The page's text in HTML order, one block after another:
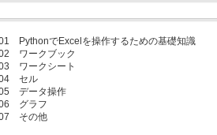
PythonでExcelを操作するための基礎知識
ワークブック
ワークシート
04 セル
データ操作
グラフ
その他